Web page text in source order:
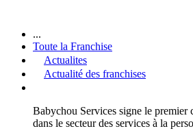
...
Toute la Franchise
Actualites
Actualité des franchises
Babychou Services signe le premier
dans le secteur des services à la